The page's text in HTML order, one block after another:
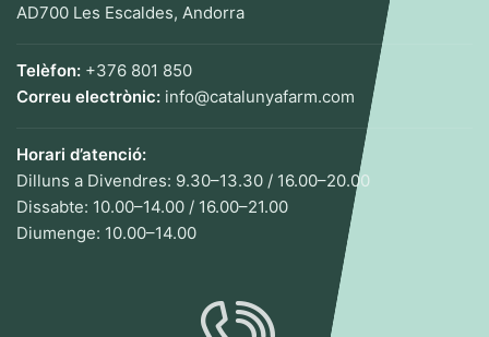
AD700 Les Escaldes, Andorra
Telèfon: +376 801 850
Correu electrònic: info@catalunyafarm.com
Horari d’atenció:
Dilluns a Divendres: 9.30–13.30 / 16.00–20.00
Dissabte: 10.00–14.00 / 16.00–21.00
Diumenge: 10.00–14.00